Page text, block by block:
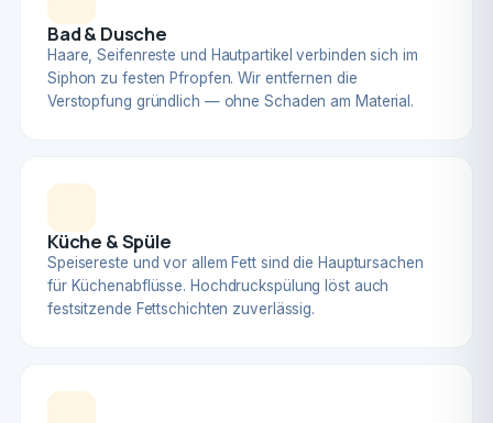
Bad & Dusche
Haare, Seifenreste und Hautpartikel verbinden sich im
Siphon zu festen Pfropfen. Wir entfernen die
Verstopfung gründlich — ohne Schaden am Material.
Küche & Spüle
Speisereste und vor allem Fett sind die Hauptursachen
für Küchenabflüsse. Hochdruckspülung löst auch
festsitzende Fettschichten zuverlässig.